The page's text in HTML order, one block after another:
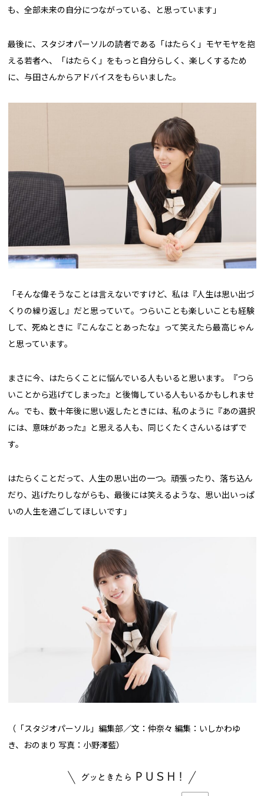
も、全部未来の自分につながっている、と思っています」
最後に、スタジオパーソルの読者である「はたらく」モヤモヤを抱
える若者へ、「はたらく」をもっと自分らしく、楽しくするため
に、与田さんからアドバイスをもらいました。
「そんな偉そうなことは言えないですけど、私は『人生は思い出づ
くりの繰り返し』だと思っていて。つらいことも楽しいことも経験
して、死ぬときに『こんなことあったな』って笑えたら最高じゃん
と思っています。
まさに今、はたらくことに悩んでいる人もいると思います。『つら
いことから逃げてしまった』と後悔している人もいるかもしれませ
ん。でも、数十年後に思い返したときには、私のように『あの選択
には、意味があった』と思える人も、同じくたくさんいるはずで
す。
はたらくことだって、人生の思い出の一つ。頑張ったり、落ち込ん
だり、逃げたりしながらも、最後には笑えるような、思い出いっぱ
いの人生を過ごしてほしいです」
（「スタジオパーソル」編集部／文：仲奈々 編集：いしかわゆ
き、おのまり 写真：小野澤藍）